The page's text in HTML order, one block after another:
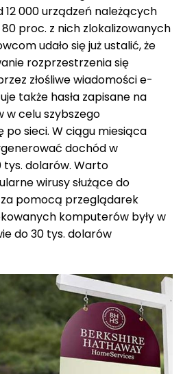
12 000 urządzeń należących
80 proc. z nich zlokalizowanych
udało się już ustalić, że
rozprzestrzenia się
złośliwe wiadomości e-
także hasła zapisane na
celu szybszego
po sieci. W ciągu miesiąca
dochód w
dolarów. Warto
wirusy służące do
pomocą przeglądarek
komputerów były w
do 30 tys. dolarów